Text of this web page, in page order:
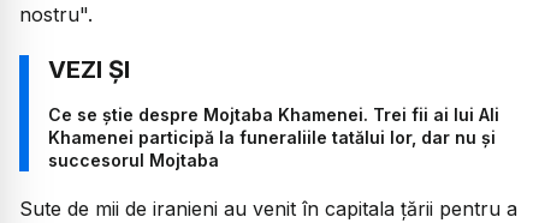
nostru".
Ce se știe despre Mojtaba Khamenei. Trei fii ai lui Ali
Khamenei participă la funeraliile tatălui lor, dar nu și
succesorul Mojtaba
Sute de mii de iranieni au venit în capitala țării pentru a